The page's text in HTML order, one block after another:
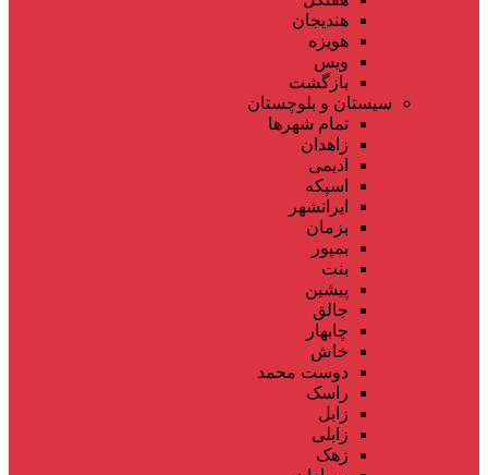
هندیجان
هویزه
ویس
بازگشت
سیستان و بلوچستان
تمام شهر‌ها
زاهدان
ادیمی
اسپکه
ایرانشهر
بزمان
بمپور
بنت
پیشین
جالق
چابهار
خاش
دوست محمد
راسک
زابل
زابلی
زهک